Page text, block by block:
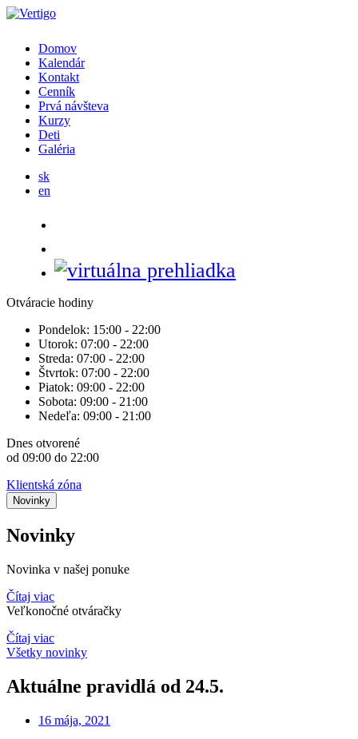
Domov
Kalendár
Kontakt
Cenník
Prvá návšteva
Kurzy
Deti
Galéria
sk
en
Otváracie hodiny
Pondelok: 15:00 - 22:00
Utorok: 07:00 - 22:00
Streda: 07:00 - 22:00
Štvrtok: 07:00 - 22:00
Piatok: 09:00 - 22:00
Sobota: 09:00 - 21:00
Nedeľa: 09:00 - 21:00
Dnes otvorené
od 09:00 do 22:00
Klientská zóna
Novinky
Novinky
Novinka v našej ponuke
Čítaj viac
Veľkonočné otváračky
Čítaj viac
Všetky novinky
Aktuálne pravidlá od 24.5.
16 mája, 2021